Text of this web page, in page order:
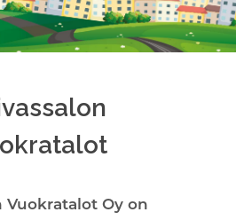
Kuuntele
Vuokratalot Oy on